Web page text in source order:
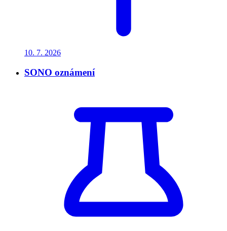
10. 7. 2026
SONO oznámení